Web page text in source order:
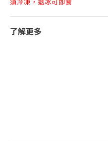
了解更多